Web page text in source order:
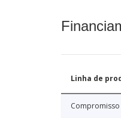
Linha de
Compromisso